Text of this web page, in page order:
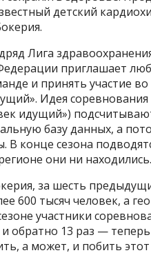
детский
Лига
приглашает
и принять участие
Идея
идущий»)
базу данных, а
В конце сезона
они ни находились.
за шесть
600 тысяч человек, а
участники
обратно 13 раз —
а может, и побить